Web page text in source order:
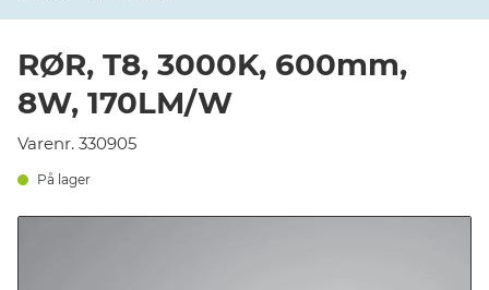
DECO
RØR, T8, 3000K, 600mm,
8W, 170LM/W
Varenr. 330905
På lager